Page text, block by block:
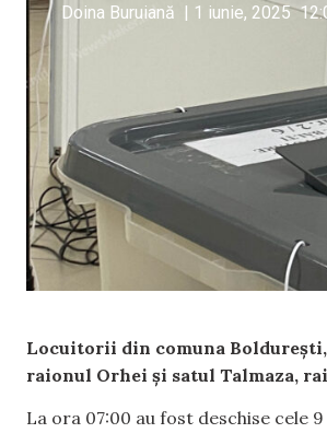
Doina Buruiană | 1 iunie, 2025
Locuitorii din comuna
raionul Orhei și satul Talmaza,
La ora 07:00 au fost deschise cele